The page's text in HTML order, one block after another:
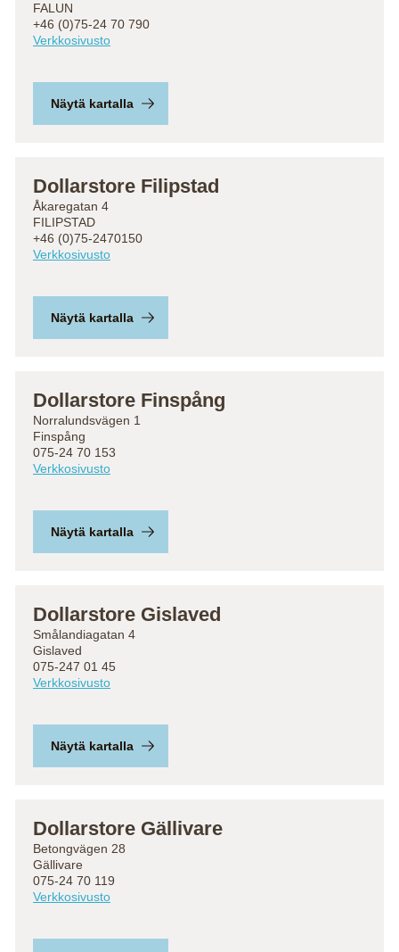
FALUN
+46 (0)75-24 70 790
Verkkosivusto
Näytä kartalla
Dollarstore Filipstad
Åkaregatan 4
FILIPSTAD
+46 (0)75-2470150
Verkkosivusto
Näytä kartalla
Dollarstore Finspång
Norralundsvägen 1
Finspång
075-24 70 153
Verkkosivusto
Näytä kartalla
Dollarstore Gislaved
Smålandiagatan 4
Gislaved
075-247 01 45
Verkkosivusto
Näytä kartalla
Dollarstore Gällivare
Betongvägen 28
Gällivare
075-24 70 119
Verkkosivusto